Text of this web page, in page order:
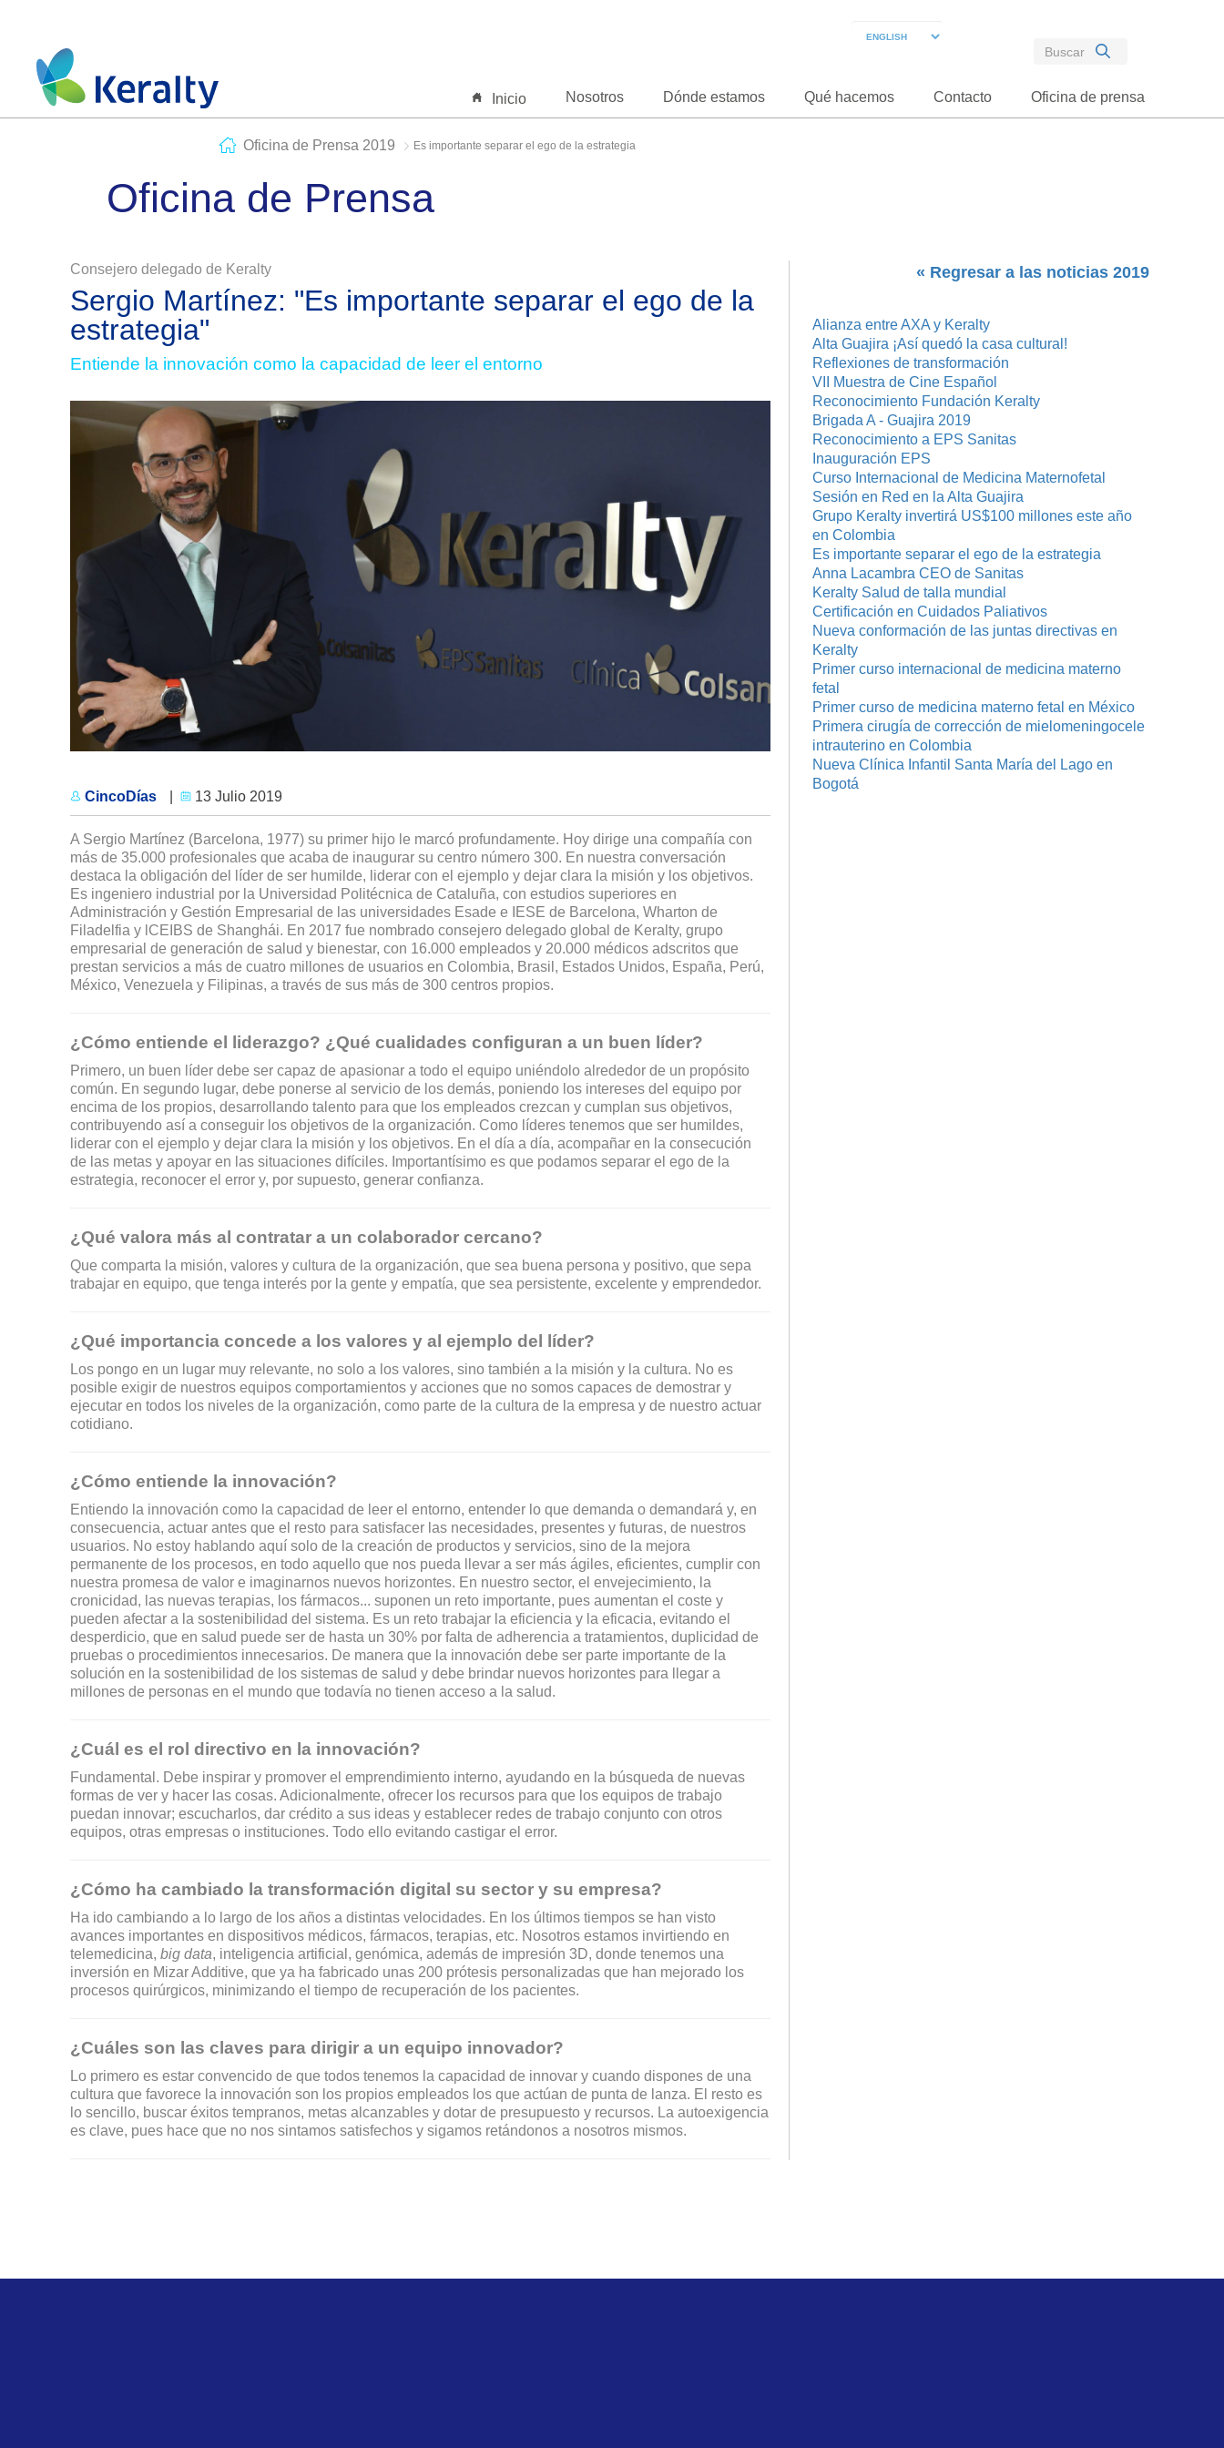
Inicio Nosotros Dónde estamos Qué hacemos Contacto Oficina de prensa
Oficina de Prensa 2019 Es importante separar el ego de la estrategia
Oficina de Prensa
Consejero delegado de Keralty
Sergio Martínez: "Es importante separar el ego de la
estrategia"
Entiende la innovación como la capacidad de leer el entorno
CincoDías 13 Julio 2019
A Sergio Martínez (Barcelona, 1977) su primer hijo le marcó profundamente. Hoy dirige una compañía con
más de 35.000 profesionales que acaba de inaugurar su centro número 300. En nuestra conversación
destaca la obligación del líder de ser humilde, liderar con el ejemplo y dejar clara la misión y los objetivos.
Es ingeniero industrial por la Universidad Politécnica de Cataluña, con estudios superiores en
Administración y Gestión Empresarial de las universidades Esade e IESE de Barcelona, Wharton de
Filadelfia y lCEIBS de Shanghái. En 2017 fue nombrado consejero delegado global de Keralty, grupo
empresarial de generación de salud y bienestar, con 16.000 empleados y 20.000 médicos adscritos que
prestan servicios a más de cuatro millones de usuarios en Colombia, Brasil, Estados Unidos, España, Perú,
México, Venezuela y Filipinas, a través de sus más de 300 centros propios.
¿Cómo entiende el liderazgo? ¿Qué cualidades configuran a un buen líder?
Primero, un buen líder debe ser capaz de apasionar a todo el equipo uniéndolo alrededor de un propósito
común. En segundo lugar, debe ponerse al servicio de los demás, poniendo los intereses del equipo por
encima de los propios, desarrollando talento para que los empleados crezcan y cumplan sus objetivos,
contribuyendo así a conseguir los objetivos de la organización. Como líderes tenemos que ser humildes,
liderar con el ejemplo y dejar clara la misión y los objetivos. En el día a día, acompañar en la consecución
de las metas y apoyar en las situaciones difíciles. Importantísimo es que podamos separar el ego de la
estrategia, reconocer el error y, por supuesto, generar confianza.
¿Qué valora más al contratar a un colaborador cercano?
Que comparta la misión, valores y cultura de la organización, que sea buena persona y positivo, que sepa
trabajar en equipo, que tenga interés por la gente y empatía, que sea persistente, excelente y emprendedor.
¿Qué importancia concede a los valores y al ejemplo del líder?
Los pongo en un lugar muy relevante, no solo a los valores, sino también a la misión y la cultura. No es
posible exigir de nuestros equipos comportamientos y acciones que no somos capaces de demostrar y
ejecutar en todos los niveles de la organización, como parte de la cultura de la empresa y de nuestro actuar
cotidiano.
¿Cómo entiende la innovación?
Entiendo la innovación como la capacidad de leer el entorno, entender lo que demanda o demandará y, en
consecuencia, actuar antes que el resto para satisfacer las necesidades, presentes y futuras, de nuestros
usuarios. No estoy hablando aquí solo de la creación de productos y servicios, sino de la mejora
permanente de los procesos, en todo aquello que nos pueda llevar a ser más ágiles, eficientes, cumplir con
nuestra promesa de valor e imaginarnos nuevos horizontes. En nuestro sector, el envejecimiento, la
cronicidad, las nuevas terapias, los fármacos... suponen un reto importante, pues aumentan el coste y
pueden afectar a la sostenibilidad del sistema. Es un reto trabajar la eficiencia y la eficacia, evitando el
desperdicio, que en salud puede ser de hasta un 30% por falta de adherencia a tratamientos, duplicidad de
pruebas o procedimientos innecesarios. De manera que la innovación debe ser parte importante de la
solución en la sostenibilidad de los sistemas de salud y debe brindar nuevos horizontes para llegar a
millones de personas en el mundo que todavía no tienen acceso a la salud.
¿Cuál es el rol directivo en la innovación?
Fundamental. Debe inspirar y promover el emprendimiento interno, ayudando en la búsqueda de nuevas
formas de ver y hacer las cosas. Adicionalmente, ofrecer los recursos para que los equipos de trabajo
puedan innovar; escucharlos, dar crédito a sus ideas y establecer redes de trabajo conjunto con otros
equipos, otras empresas o instituciones. Todo ello evitando castigar el error.
¿Cómo ha cambiado la transformación digital su sector y su empresa?
Ha ido cambiando a lo largo de los años a distintas velocidades. En los últimos tiempos se han visto
avances importantes en dispositivos médicos, fármacos, terapias, etc. Nosotros estamos invirtiendo en
telemedicina, big data, inteligencia artificial, genómica, además de impresión 3D, donde tenemos una
inversión en Mizar Additive, que ya ha fabricado unas 200 prótesis personalizadas que han mejorado los
procesos quirúrgicos, minimizando el tiempo de recuperación de los pacientes.
¿Cuáles son las claves para dirigir a un equipo innovador?
Lo primero es estar convencido de que todos tenemos la capacidad de innovar y cuando dispones de una
cultura que favorece la innovación son los propios empleados los que actúan de punta de lanza. El resto es
lo sencillo, buscar éxitos tempranos, metas alcanzables y dotar de presupuesto y recursos. La autoexigencia
es clave, pues hace que no nos sintamos satisfechos y sigamos retándonos a nosotros mismos.
« Regresar a las noticias 2019
Alianza entre AXA y Keralty
Alta Guajira ¡Así quedó la casa cultural!
Reflexiones de transformación
VII Muestra de Cine Español
Reconocimiento Fundación Keralty
Brigada A - Guajira 2019
Reconocimiento a EPS Sanitas
Inauguración EPS
Curso Internacional de Medicina Maternofetal
Sesión en Red en la Alta Guajira
Grupo Keralty invertirá US$100 millones este año
en Colombia
Es importante separar el ego de la estrategia
Anna Lacambra CEO de Sanitas
Keralty Salud de talla mundial
Certificación en Cuidados Paliativos
Nueva conformación de las juntas directivas en
Keralty
Primer curso internacional de medicina materno
fetal
Primer curso de medicina materno fetal en México
Primera cirugía de corrección de mielomeningocele
intrauterino en Colombia
Nueva Clínica Infantil Santa María del Lago en
Bogotá